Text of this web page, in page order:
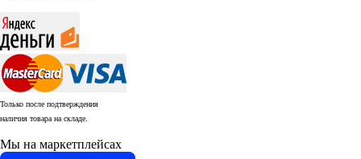
Только после подтверждения
наличия товара на складе.
Мы на маркетплейсах